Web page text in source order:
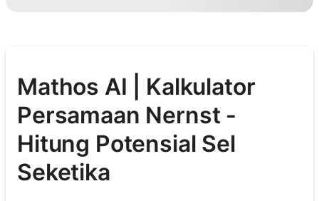
Mathos AI | Kalkulator
Persamaan Nernst -
Hitung Potensial Sel
Seketika